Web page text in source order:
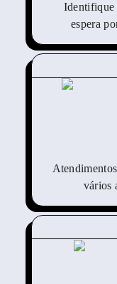
Identifique
espera
vários